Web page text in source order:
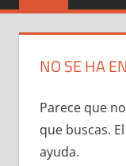
NO SE HA
Parece que
que buscas.
ayuda.